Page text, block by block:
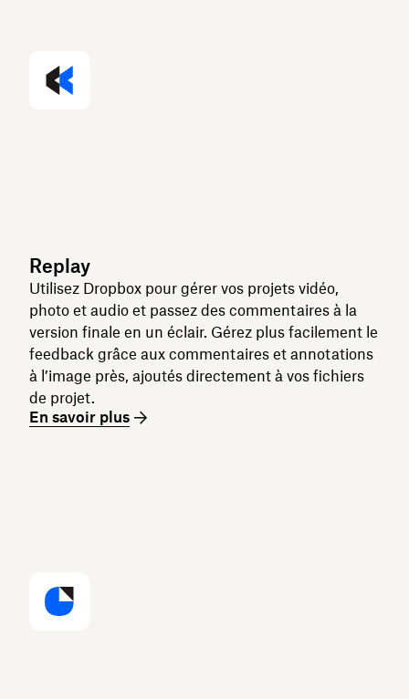
Replay
Utilisez Dropbox pour gérer vos projets vidéo,
photo et audio et passez des commentaires à la
version finale en un éclair. Gérez plus facilement le
feedback grâce aux commentaires et annotations
à l’image près, ajoutés directement à vos fichiers
de projet.
En savoir plus